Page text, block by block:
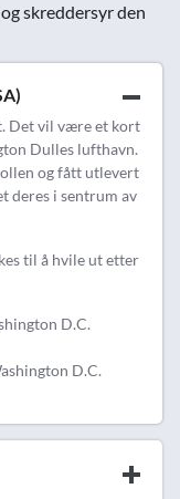
skreddersyr den
Det vil være et kort
Dulles lufthavn.
og fått utlevert
deres i sentrum av
til å hvile ut etter
D.C.
D.C.